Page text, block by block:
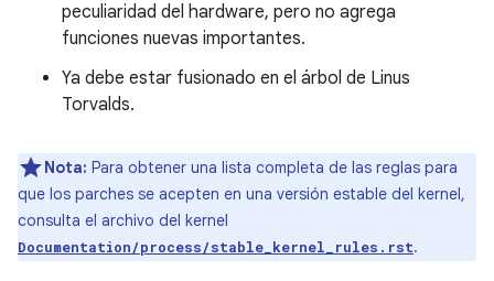
peculiaridad del hardware, pero no agrega
funciones nuevas importantes.
Ya debe estar fusionado en el árbol de Linus
Torvalds.
Nota: Para obtener una lista completa de las reglas para
que los parches se acepten en una versión estable del kernel,
consulta el archivo del kernel
Documentation/process/stable_kernel_rules.rst.